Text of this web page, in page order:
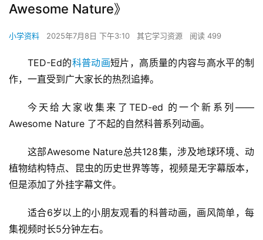
首
Awesome Nature》
小学资料 2025年7月8日 下午3:10 其它学习资源 阅读 499
TED-Ed的科普动画短片，高质量的内容与高水平的制
作，一直受到广大家长的热烈追捧。
今天给大家收集来了TED-ed 的一个新系列——
Awesome Nature 了不起的自然科普系列动画。
这部Awesome Nature总共128集，涉及地球环境、动
植物结构特点、昆虫的历史世界等等，视频是无字幕版本，
但是添加了外挂字幕文件。
适合6岁以上的小朋友观看的科普动画，画风简单，每
集视频时长5分钟左右。